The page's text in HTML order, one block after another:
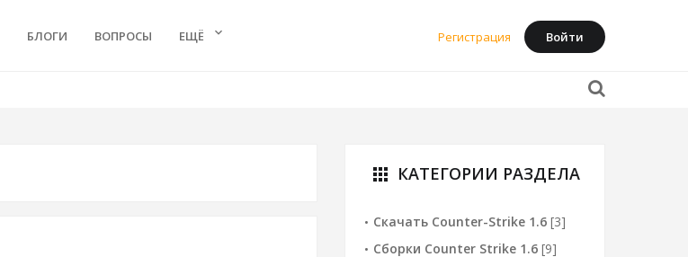
БЛОГИ ВОПРОСЫ ЕЩЁ keyboard_arrow_down Регистрация Войти
apps КАТЕГОРИИ РАЗДЕЛА
Скачать Counter-Strike 1.6 [3]
Сборки Counter Strike 1.6 [9]